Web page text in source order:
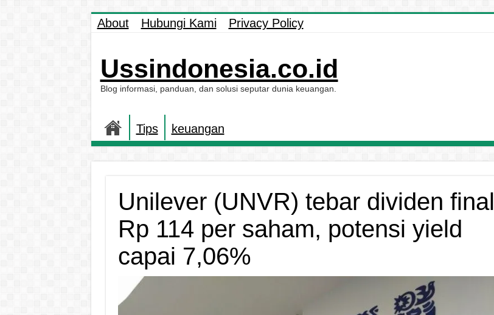
About Hubungi Kami Privacy Policy
Ussindonesia.co.id
Blog informasi, panduan, dan solusi seputar dunia keuangan.
Tips keuangan
Unilever (UNVR) tebar dividen final
Rp 114 per saham, potensi yield
capai 7,06%